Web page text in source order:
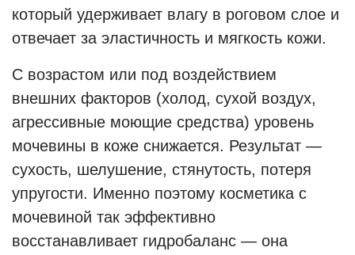
который удерживает влагу в роговом слое и
отвечает за эластичность и мягкость кожи.
С возрастом или под воздействием
внешних факторов (холод, сухой воздух,
агрессивные моющие средства) уровень
мочевины в коже снижается. Результат —
сухость, шелушение, стянутость, потеря
упругости. Именно поэтому косметика с
мочевиной так эффективно
восстанавливает гидробаланс — она